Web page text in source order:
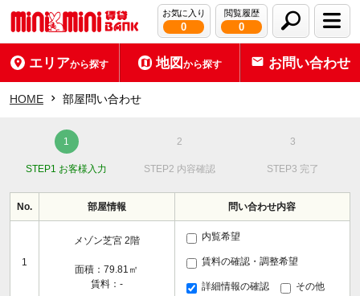
お気に入り
0
閲覧履歴
0
エリアから探す 地図から探す お問い合わせ
HOME 部屋問い合わせ
STEP1 お客様入力 STEP2 内容確認 STEP3 完了
No. 部屋情報 問い合わせ内容
1
メゾン芝宮 2階
面積：79.81㎡
賃料：-
内覧希望
賃料の確認・調整希望
詳細情報の確認 その他